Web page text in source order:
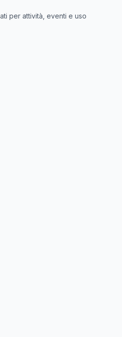
per attività, eventi e uso